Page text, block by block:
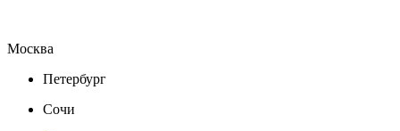
Москва
Петербург
Сочи